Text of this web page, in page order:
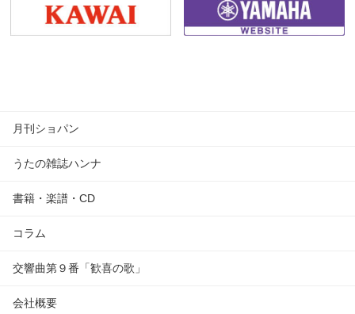
月刊ショパン
うたの雑誌ハンナ
書籍・楽譜・CD
コラム
交響曲第９番「歓喜の歌」
会社概要